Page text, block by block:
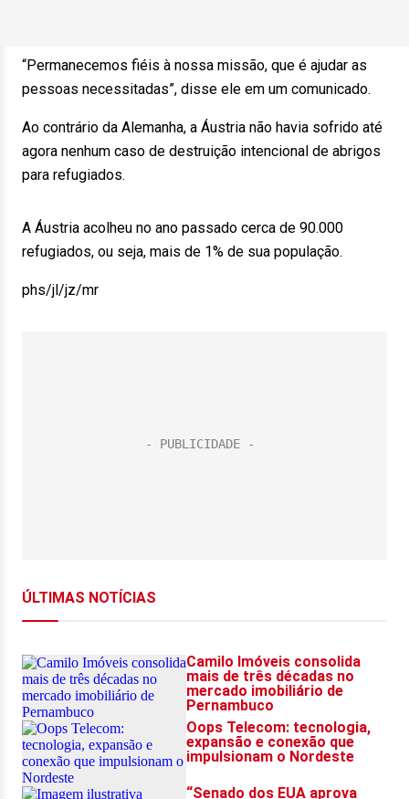
“Permanecemos fiéis à nossa missão, que é ajudar as
pessoas necessitadas”, disse ele em um comunicado.
Ao contrário da Alemanha, a Áustria não havia sofrido até
agora nenhum caso de destruição intencional de abrigos
para refugiados.
A Áustria acolheu no ano passado cerca de 90.000
refugiados, ou seja, mais de 1% de sua população.
phs/jl/jz/mr